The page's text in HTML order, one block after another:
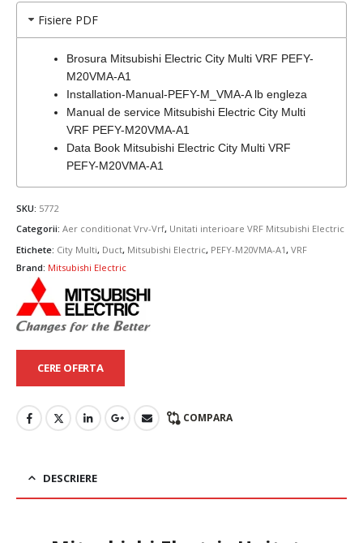
Fisiere PDF
Brosura Mitsubishi Electric City Multi VRF PEFY-
M20VMA-A1
Installation-Manual-PEFY-M_VMA-A lb engleza
Manual de service Mitsubishi Electric City Multi
VRF PEFY-M20VMA-A1
Data Book Mitsubishi Electric City Multi VRF
PEFY-M20VMA-A1
SKU: 5772
Categorii: Aer conditionat Vrv-Vrf, Unitati interioare VRF Mitsubishi Electric
Etichete: City Multi, Duct, Mitsubishi Electric, PEFY-M20VMA-A1, VRF
Brand: Mitsubishi Electric
CERE OFERTA
COMPARA
DESCRIERE